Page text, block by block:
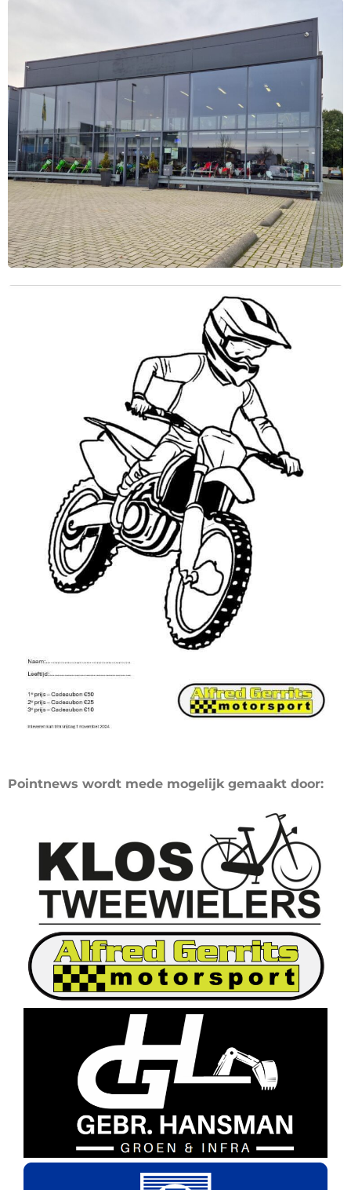
Pointnews wordt mede mogelijk gemaakt door: